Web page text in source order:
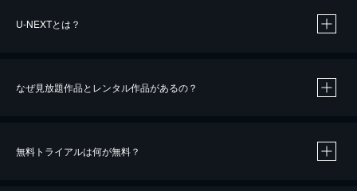
U-NEXTとは？
なぜ見放題作品とレンタル作品があるの？
無料トライアルは何が無料？